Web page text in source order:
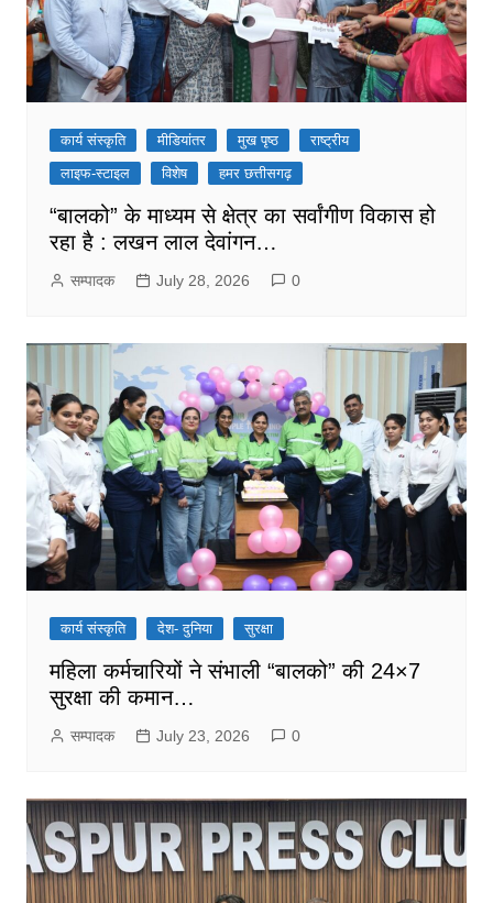
कार्य संस्कृति मीडियांतर मुख पृष्ठ
राष्ट्रीय
लाइफ-स्टाइल
विशेष हमर छत्तीसगढ़
“बालको” के माध्यम से क्षेत्र का सर्वांगीण विकास हो
रहा है : लखन लाल देवांगन…
सम्पादक July 28, 2026 0
कार्य संस्कृति देश- दुनिया सुरक्षा
महिला कर्मचारियों ने संभाली “बालको” की 24×7
सुरक्षा की कमान…
सम्पादक July 23, 2026 0